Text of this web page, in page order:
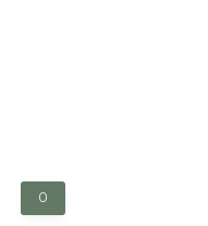
0